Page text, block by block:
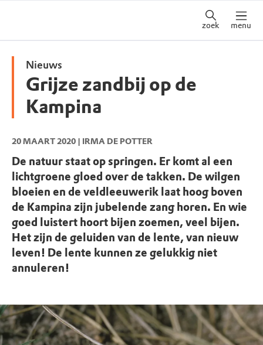
zoek menu
Nieuws
Grijze zandbij op de
Kampina
20 MAART 2020 | IRMA DE POTTER
De natuur staat op springen. Er komt al een
lichtgroene gloed over de takken. De wilgen
bloeien en de veldleeuwerik laat hoog boven
de Kampina zijn jubelende zang horen. En wie
goed luistert hoort bijen zoemen, veel bijen.
Het zijn de geluiden van de lente, van nieuw
leven! De lente kunnen ze gelukkig niet
annuleren!